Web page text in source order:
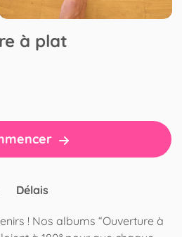
à plat
Délais
! Nos albums “Ouverture à